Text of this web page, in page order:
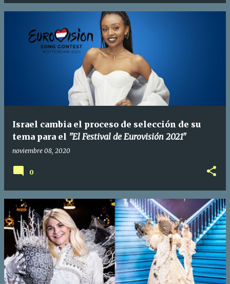
Israel cambia el proceso de selección de su
tema para el "El Festival de Eurovisión 2021"
noviembre 08, 2020
0